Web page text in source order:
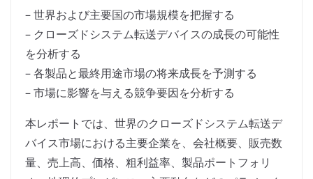
– 世界および主要国の市場規模を把握する
– クローズドシステム転送デバイスの成長の可能性
を分析する
– 各製品と最終用途市場の将来成長を予測する
– 市場に影響を与える競争要因を分析する
本レポートでは、世界のクローズドシステム転送デ
バイス市場における主要企業を、会社概要、販売数
量、売上高、価格、粗利益率、製品ポートフォリ